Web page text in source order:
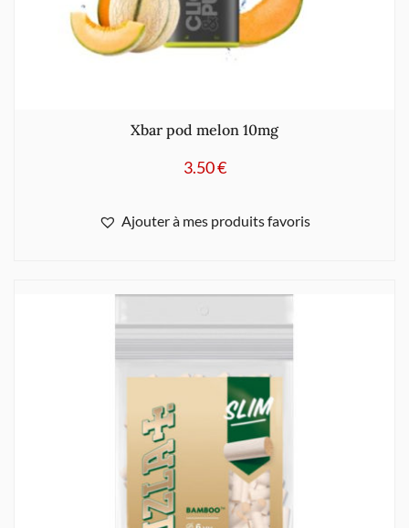
Xbar pod melon 10mg
3.50€
Ajouter à mes produits favoris